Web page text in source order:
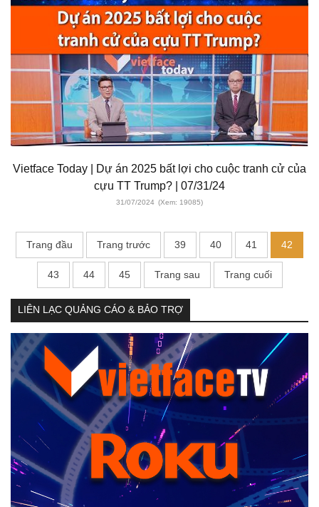
Vietface Today | Dự án 2025 bất lợi cho cuộc tranh cử của
cựu TT Trump? | 07/31/24
31/07/2024 (Xem: 19085)
Trang đầu Trang trước 39 40 41 42
43 44 45 Trang sau Trang cuối
LIÊN LẠC QUẢNG CÁO & BẢO TRỢ